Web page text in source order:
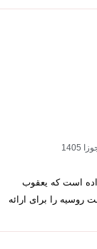
است که یعقوب
روسیه را برای ارائه